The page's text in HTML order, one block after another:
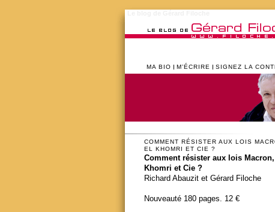
MA BIO M’ÉCRIRE SIGNEZ LA
COMMENT RÉSISTER AUX LOIS
EL KHOMRI ET CIE ?
Comment résister aux lois Macron,
Khomri et Cie ?
Richard Abauzit et Gérard Filoche
Nouveauté 180 pages. 12 €